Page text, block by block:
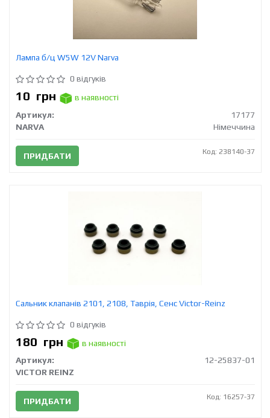
Лампа б/ц W5W 12V Narva
0 відгуків
10 грн
в наявності
Артикул:
17177
NARVA
Німеччина
ПРИДБАТИ Код: 238140-37
Сальник клапанів 2101, 2108, Таврія, Сенс Victor-Reinz
0 відгуків
180 грн
в наявності
Артикул:
12-25837-01
VICTOR REINZ
ПРИДБАТИ Код: 16257-37